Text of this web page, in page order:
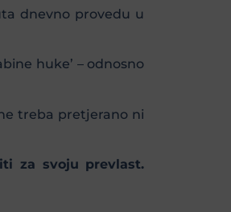
dnevno provedu u
huke’ – odnosno
treba pretjerano ni
za svoju prevlast.